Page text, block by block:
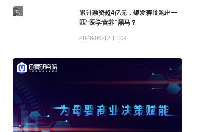
5
累计融资超4亿元，银发赛道跑出一
匹“医学营养”黑马？
2026-06-12 11:09